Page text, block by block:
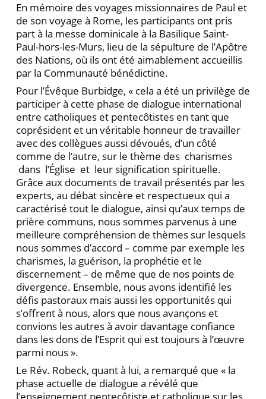
En mémoire des voyages missionnaires de Paul et
de son voyage à Rome, les participants ont pris
part à la messe dominicale à la Basilique Saint-
Paul-hors-les-Murs, lieu de la sépulture de l’Apôtre
des Nations, où ils ont été aimablement accueillis
par la Communauté bé­nédictine.
Pour l’Évêque Burbidge, « cela a été un privilège de
participer à cette phase de dialogue international
entre catholiques et pentecôtistes en tant que
coprésident et un véritable honneur de travailler
avec des collègues aussi dévoués, d’un côté
comme de l’autre, sur le thème des charismes
dans l’Église et leur signification spirituelle.
Grâce aux documents de travail présentés par les
experts, au débat sincère et respectueux qui a
caracté­risé tout le dialogue, ainsi qu’aux temps de
prière com­muns, nous sommes parvenus à une
meilleure compré­hension de thèmes sur lesquels
nous sommes d’accord – comme par exemple les
charismes, la guérison, la prophétie et le
discernement – de même que de nos points de
divergence. Ensemble, nous avons identifié les
défis pastoraux mais aussi les opportunités qui
s’offrent à nous, alors que nous avançons et
convions les autres à avoir davantage confiance
dans les dons de l’Esprit qui est toujours à l’œuvre
parmi nous ».
Le Rév. Robeck, quant à lui, a remarqué que « la
phase actuelle de dialogue a révélé que